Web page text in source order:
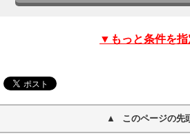
▼もっと条件を
このページの先